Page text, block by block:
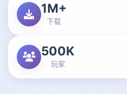
1M+
下载
500K
玩家